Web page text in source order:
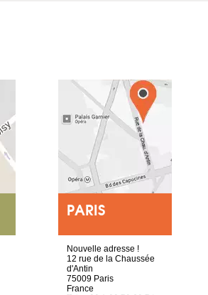
PARIS
Nouvelle adresse !
12 rue de la Chaussée
d'Antin
75009 Paris
France